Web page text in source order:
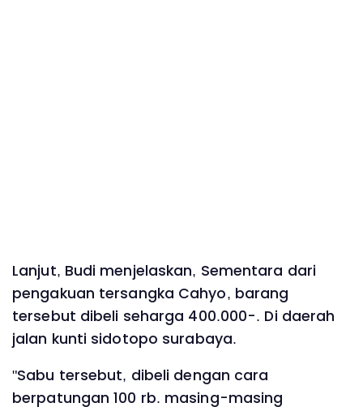
Lanjut, Budi menjelaskan, Sementara dari
pengakuan tersangka Cahyo, barang
tersebut dibeli seharga 400.000-. Di daerah
jalan kunti sidotopo surabaya.
"Sabu tersebut, dibeli dengan cara
berpatungan 100 rb. masing-masing